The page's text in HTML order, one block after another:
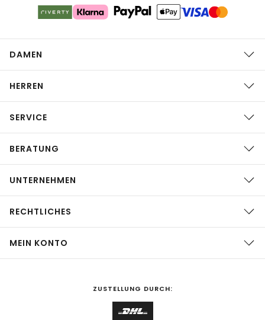
DAMEN
HERREN
SERVICE
BERATUNG
UNTERNEHMEN
RECHTLICHES
MEIN KONTO
ZUSTELLUNG DURCH: